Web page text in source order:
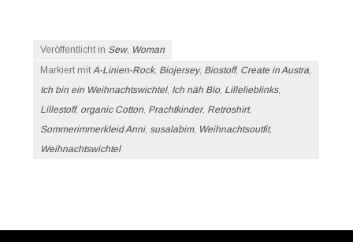
Veröffentlicht in Sew, Woman
Markiert mit A-Linien-Rock, Biojersey, Biostoff, Create in Austra
Ich bin ein Weihnachtswichtel, Ich näh Bio Lillelieblinks,
Lillestoff, organic Cotton Prachtkinder, Retroshirt,
Sommerimmerkleid Anni, susalabim, Weihnachtsoutfit,
Weihnachtswichtel